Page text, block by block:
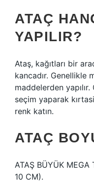
ATAÇ
YAPILIR?
Ataş, kağıtları bir
kancadır. Genellikle
maddelerden
seçim yaparak
renk katın.
ATAÇ
ATAŞ BÜYÜK MEGA
10 CM).